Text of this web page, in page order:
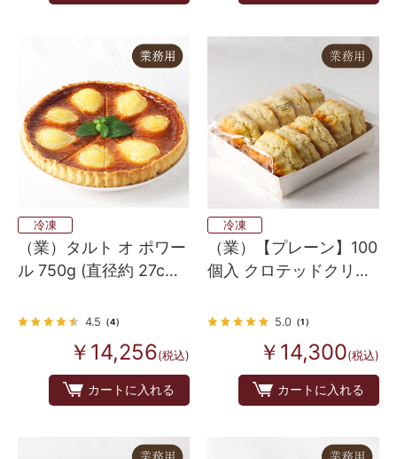
冷凍
（業）タルト オ ポワー
ル 750g (直径約 27cm
4.5 （4）
￥14,256(税込)
カートに入れる
冷凍
（業）【プレーン】100
個入 クロテッドクリー
英国伝統の味 10個×10
5.0（1）
￥14,300(税込)
カートに入れる